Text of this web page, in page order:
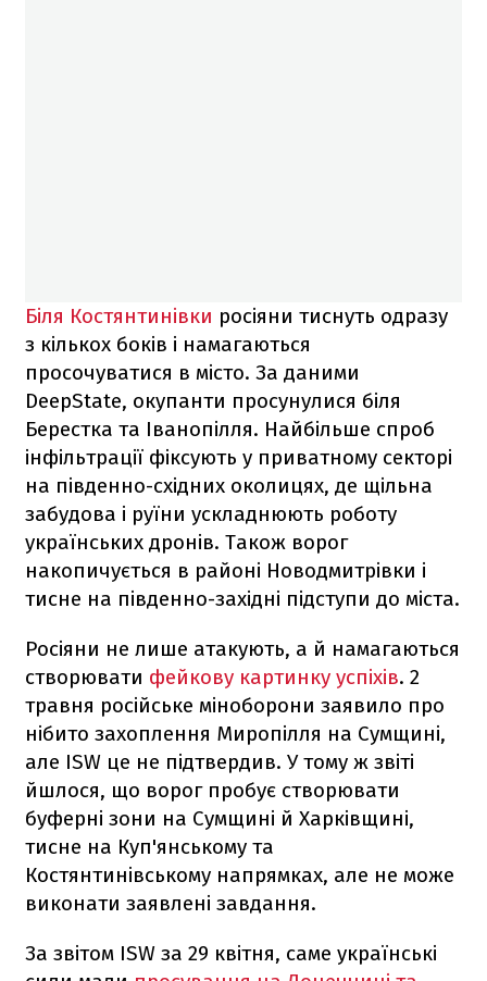
Біля Костянтинівки росіяни тиснуть одразу
з кількох боків і намагаються
просочуватися в місто. За даними
DeepState, окупанти просунулися біля
Берестка та Іванопілля. Найбільше спроб
інфільтрації фіксують у приватному секторі
на південно-східних околицях, де щільна
забудова і руїни ускладнюють роботу
українських дронів. Також ворог
накопичується в районі Новодмитрівки і
тисне на південно-західні підступи до міста.
Росіяни не лише атакують, а й намагаються
створювати фейкову картинку успіхів. 2
травня російське міноборони заявило про
нібито захоплення Миропілля на Сумщині,
але ISW це не підтвердив. У тому ж звіті
йшлося, що ворог пробує створювати
буферні зони на Сумщині й Харківщині,
тисне на Куп'янському та
Костянтинівському напрямках, але не може
виконати заявлені завдання.
За звітом ISW за 29 квітня, саме українські